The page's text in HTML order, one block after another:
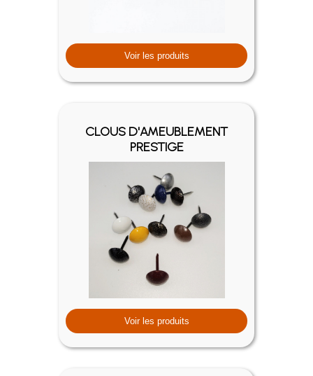
Voir les produits
CLOUS D'AMEUBLEMENT
PRESTIGE
Voir les produits